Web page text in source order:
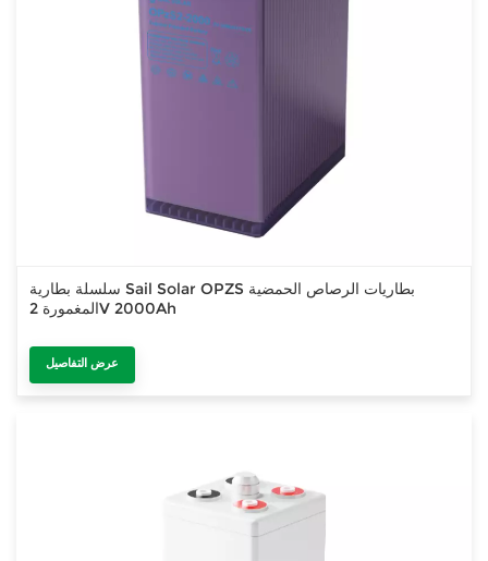
سلسلة بطارية Sail Solar OPZS بطاريات الرصاص الحمضية
المغمورة 2V 2000Ah
عرض التفاصيل